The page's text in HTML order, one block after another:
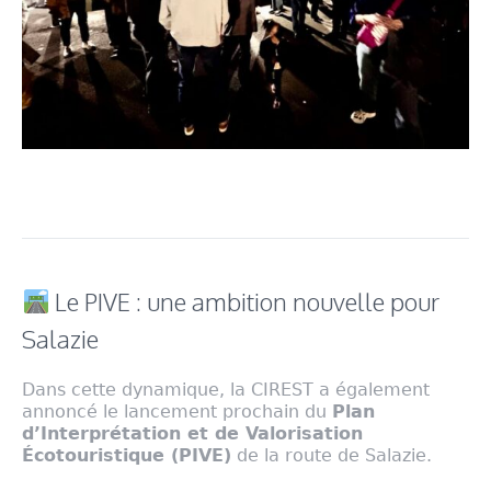
Le PIVE : une ambition nouvelle pour
Salazie
Dans cette dynamique, la CIREST a également
annoncé le lancement prochain du Plan
d’Interprétation et de Valorisation
Écotouristique (PIVE) de la route de Salazie.